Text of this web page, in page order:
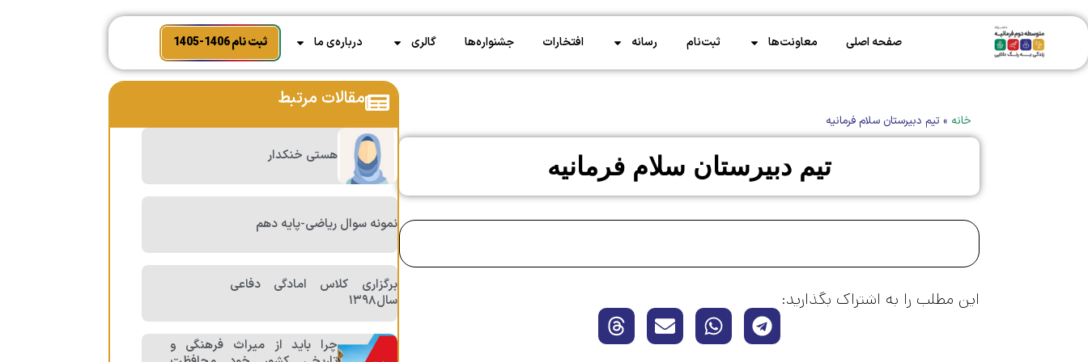
صفحه اصلی معاونت‌ها ثبت‌نام رسانه افتخارات جشنواره‌ها گالری درباره‌ی ما ثبت نام 1406-1405
خانه »تیم دبیرستان سلام فرمانیه
تیم دبیرستان سلام فرمانیه
این مطلب را به اشتراک بگذارید:
مقالات مرتبط
هستی خنکدار
نمونه سوال ریاضی-پایه دهم
برگزاری کلاس امادگی دفاعی
سال۱۳۹۸
چرا باید از میراث فرهنگی و